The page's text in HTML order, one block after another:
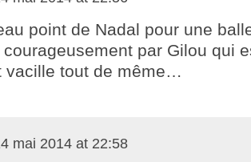
point de Nadal pour une
courageusement par Gilou qui
vacille tout de même…
mai 2014 at 22:58